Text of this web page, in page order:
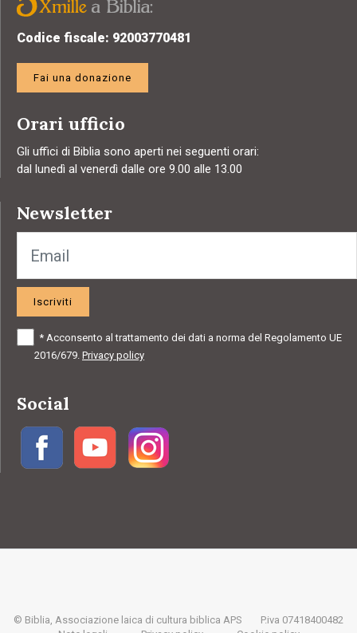
Codice fiscale: 92003770481
Fai una donazione
Orari ufficio
Gli uffici di Biblia sono aperti nei seguenti orari:
dal lunedì al venerdì dalle ore 9.00 alle 13.00
Newsletter
Iscriviti
* Acconsento al trattamento dei dati a norma del Regolamento UE
2016/679. Privacy policy
Social
© Biblia, Associazione laica di cultura biblica APS
P.iva 07418400482